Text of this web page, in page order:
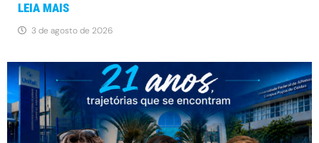
LEIA MAIS
3 de agosto de 2026